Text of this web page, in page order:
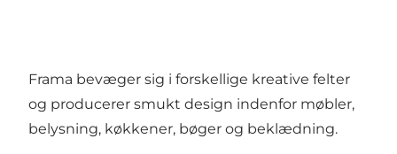
Frama bevæger sig i forskellige kreative felter
og producerer smukt design indenfor møbler,
belysning, køkkener, bøger og beklædning.